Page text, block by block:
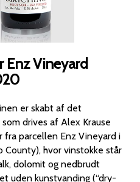
Enz Vineyard
er skabt af det
drives af Alex Krause
County), hvor vinstokke står
dolomit og nedbrudt